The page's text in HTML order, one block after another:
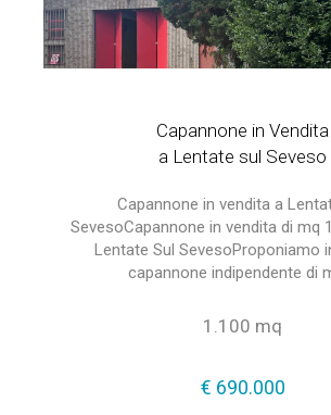
Capannone in Vendita
a Lentate sul Seveso
Capannone in vendita a
SevesoCapannone in vendita di mq
Lentate Sul SevesoProponiamo
capannone indipendente di
1.100 mq
€ 690.000